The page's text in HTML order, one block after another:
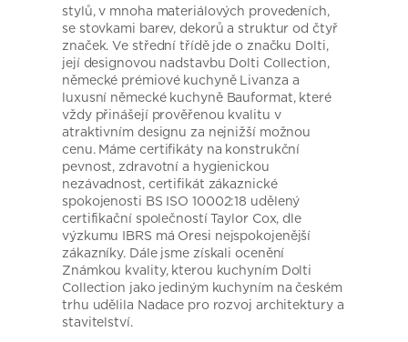
stylů, v mnoha materiálových provedeních,
se stovkami barev, dekorů a struktur od čtyř
značek. Ve střední třídě jde o značku Dolti,
její designovou nadstavbu Dolti Collection,
německé prémiové kuchyně Livanza a
luxusní německé kuchyně Bauformat, které
vždy přinášejí prověřenou kvalitu v
atraktivním designu za nejnižší možnou
cenu. Máme certifikáty na konstrukční
pevnost, zdravotní a hygienickou
nezávadnost, certifikát zákaznické
spokojenosti BS ISO 10002:18 udělený
certifikační společností Taylor Cox, dle
výzkumu IBRS má Oresi nejspokojenější
zákazníky. Dále jsme získali ocenění
Známkou kvality, kterou kuchyním Dolti
Collection jako jediným kuchyním na českém
trhu udělila Nadace pro rozvoj architektury a
stavitelství.